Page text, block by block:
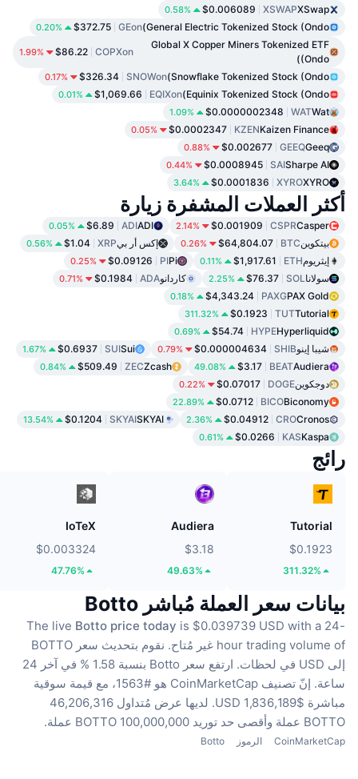
XSwap
XSWAP
$0.006089
0.58%
General Electric Tokenized Stock (Ondo)
GEon
$372.75
0.20%
Global X Copper Miners Tokenized ETF
(Ondo)
COPXon
$86.22
1.99%
Snowflake Tokenized Stock (Ondo)
SNOWon
$326.34
0.17%
Equinix Tokenized Stock (Ondo)
EQIXon
$1,069.66
0.01%
Wat
WAT
$0.0000002348
1.09%
Kaizen Finance
KZEN
$0.0002347
0.05%
Geeq
GEEQ
$0.002677
0.88%
Sharpe AI
SAI
$0.0008945
0.44%
XYRO
XYRO
$0.0001836
3.64%
أكثر العملات المشفرة زيارة
Casper
CSPR
$0.001909
2.14%
ADI
ADI
$6.89
0.05%
بيتكوينBTC
$64,804.07
0.26% إكس أر بيXRP
$1.04
0.56%
إيثريومETH
$1,917.61
0.11%
Pi
PI
$0.09126
0.25%
سولاناSOL
$76.37
2.25% كاردانوADA
$0.1984
0.71%
PAX Gold
PAXG
$4,343.24
0.18%
Tutorial
TUT
$0.1923
311.32%
Hyperliquid
HYPE
$54.74
0.69%
شيبا إينوSHIB
$0.000004634
0.79%
Sui
SUI
$0.6937
1.67%
Audiera
BEAT
$3.17
49.08%
Zcash
ZEC
$509.49
0.84%
دوجكوينDOGE
$0.07017
0.22%
Biconomy
BICO
$0.0712
22.89%
Cronos
CRO
$0.04912
2.36%
SKYAI
SKYAI
$0.1204
13.54%
Kaspa
KAS
$0.0266
0.61%
رائج
Tutorial
$0.1923
311.32%
Audiera
$3.18
49.63%
IoTeX
$0.003324
47.76%
بيانات سعر العملة مُباشر Botto
The live Botto price today is $0.039739 USD with a 24-
hour trading volume of غير مُتاح.
نقوم بتحديث سعر BOTTO
إلى USD في لحظات.
ارتفع سعر Botto بنسبة 1.58 % في آخر 24
ساعة.
إنّ تصنيف CoinMarketCap هو #1563، مع قيمة سوقية
مباشرة $1,836,189 USD.
لديها عرض مُتداول 46,206,316
BOTTO عملة
وأقصى حد توريد 100,000,000 BOTTO عملة.
CoinMarketCap الرموز Botto